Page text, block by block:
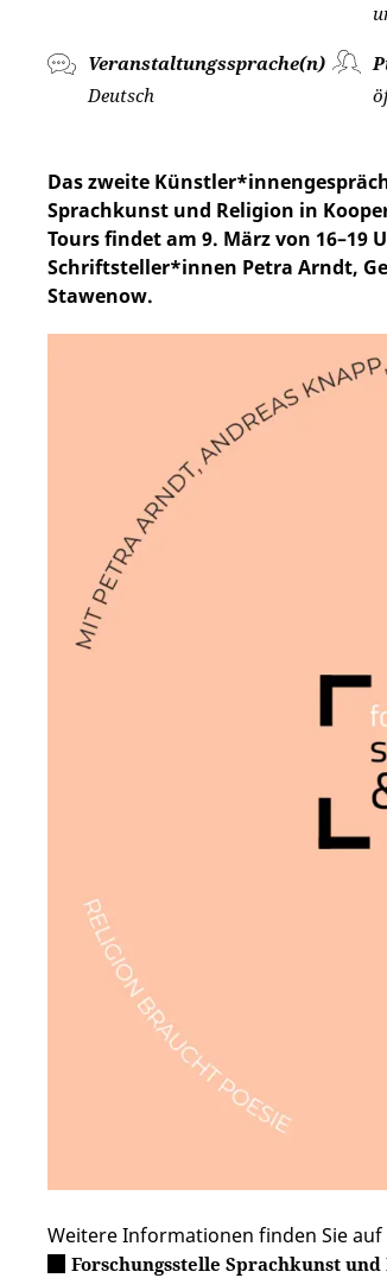
Veranstaltungssprache(n)
Deutsch
Das zweite
Sprachkunst und Religion in
Tours findet am 9. März von
Schriftsteller*innen Petra Arndt,
Stawenow.
Weitere Informationen finden Sie auf
Forschungsstelle Sprachkunst und